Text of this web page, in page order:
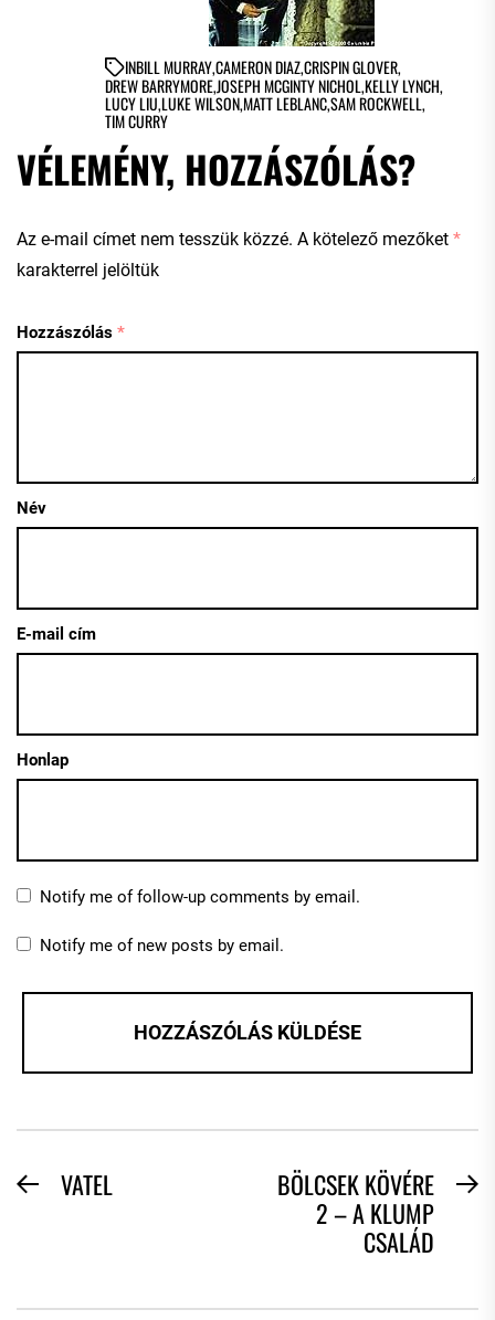
INBILL MURRAY,CAMERON DIAZ,CRISPIN GLOVER,
DREW BARRYMORE,JOSEPH MCGINTY NICHOL,KELLY LYNCH,
LUCY LIU,LUKE WILSON,MATT LEBLANC,SAM ROCKWELL,
TIM CURRY
VÉLEMÉNY, HOZZÁSZÓLÁS?
Az e-mail címet nem tesszük közzé. A kötelező mezőket *
karakterrel jelöltük
Hozzászólás *
Név
E-mail cím
Honlap
Notify me of follow-up comments by email.
Notify me of new posts by email.
BEJEGYZÉS
Previous
VATEL
BÖLCSEK KÖVÉRE
2 – A KLUMP
CSALÁD